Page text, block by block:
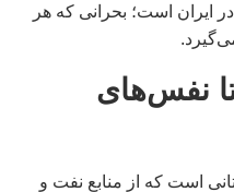
است؛ بحرانی که هر
نفس‌های
است که از منابع نفت و